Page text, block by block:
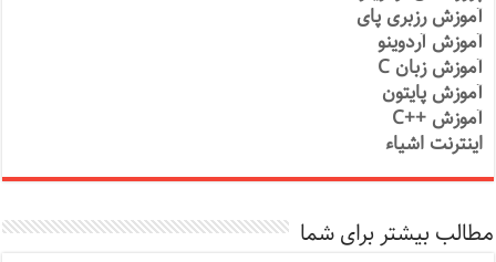
آموزش رزبری پای
آموزش آردوینو
آموزش زبان C
آموزش پایتون
آموزش ++C
اینترنت اشیاء
مطالب بیشتر برای شما